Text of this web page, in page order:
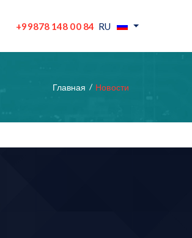
+99878 148 00 84 RU
Главная Новости